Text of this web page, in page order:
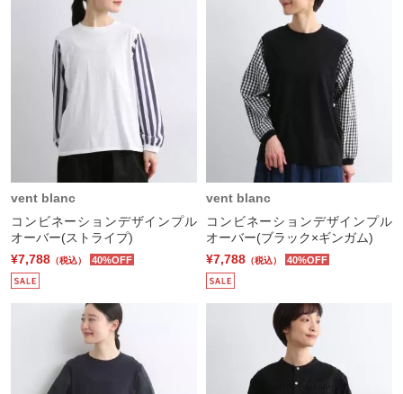
vent blanc
コンビネーションデザインプル
オーバー(ストライプ)
¥7,788 （税込） 40%OFF
vent blanc
コンビネーションデザインプル
オーバー(ブラック×ギンガム)
¥7,788 （税込） 40%OFF